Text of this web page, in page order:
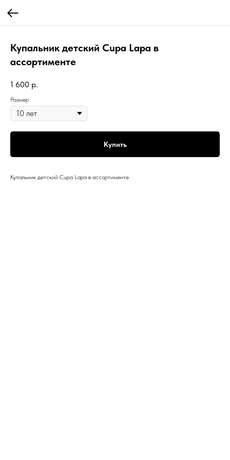
Купальник детский Cupa Lapa в
ассортименте
1 600 р.
Размер
Купить
Купальник детский Cupa Lapa в ассортименте